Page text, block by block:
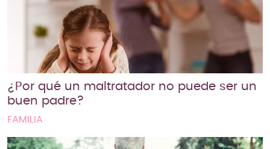
¿Por qué un maltratador no puede ser un
buen padre?
FAMILIA